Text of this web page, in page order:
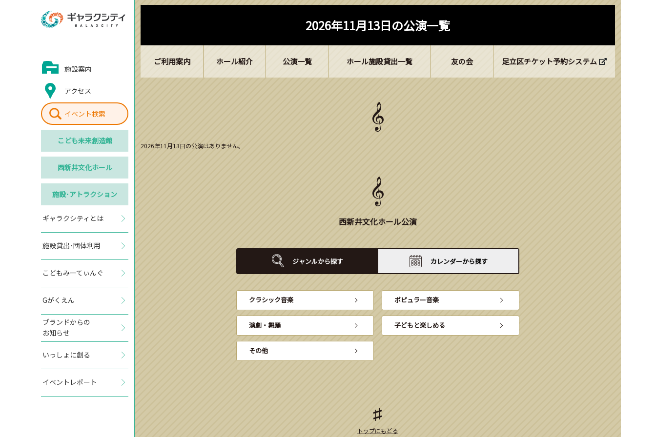
施設案内
アクセス
イベント検索
こども未来創造館
西新井文化ホール
施設･アトラクション
ギャラクシティとは
施設貸出･団体利用
こどもみーてぃんぐ
Gがくえん
ブランドからの
お知らせ
いっしょに創る
イベントレポート
2026年11月13日の公演一覧
ご利用案内 ホール紹介 公演一覧 ホール施設貸出一覧 友の会 足立区チケット予約システム
2026年11月13日の公演はありません。
西新井文化ホール公演
ジャンルから探す カレンダーから探す
クラシック音楽 ポピュラー音楽
演劇・舞踊 子どもと楽しめる
その他
トップにもどる